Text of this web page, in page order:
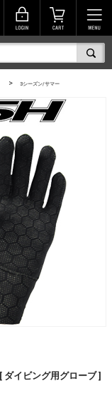
> 3シーズン/サマー
イビング用グローブ ]